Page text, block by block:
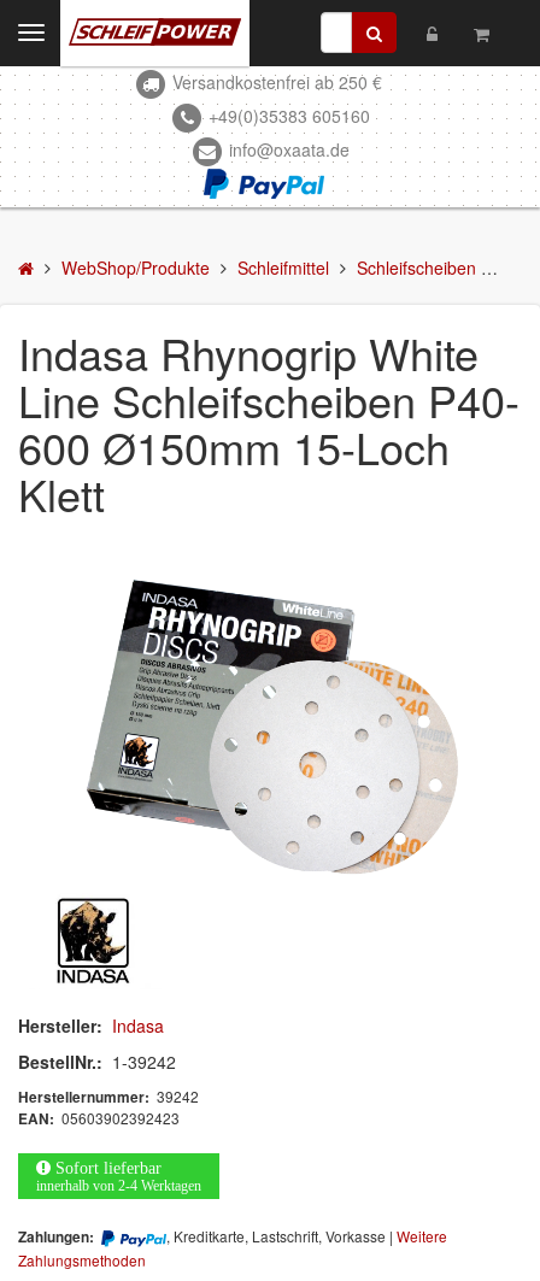
Kontakt
WebShop/Produkte
Schleifmittel
Schleifscheiben
DELTA-Schleifscheiben
Schleifstreifen
Schleifmittel in Rollen
Schleifbogen
Schleifvlies
Zubehör/Hilfsmittel
Kleben & Beschichten
Abdecken
Spachteln
Lackieren
Malerbedarf & Zubehör
Werkzeug & Maschinen
Reinigen
Arbeitsschutz
Mischfarben
Restposten
Toggle
navigation Versandkostenfrei ab 250 €
+49(0)35383 605160
info@oxaata.de
WebShop/Produkte Schleifmittel Schleifscheiben
Indasa Rhynogrip White
Line Schleifscheiben P40-
600 Ø150mm 15-Loch
Klett
Hersteller: Indasa
BestellNr.: 1-39242
Herstellernummer: 39242
EAN: 05603902392423
Sofort lieferbar
innerhalb von 2-4 Werktagen
Zahlungen: , Kreditkarte, Lastschrift, Vorkasse | Weitere
Zahlungsmethoden